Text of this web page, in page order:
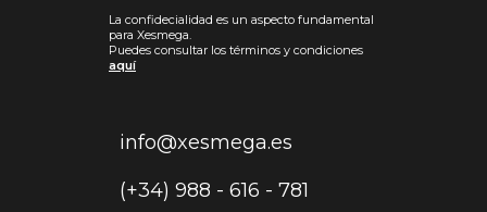
La confidecialidad es un aspecto fundamental
para Xesmega.
Puedes consultar los términos y condiciones
aquí
info@xesmega.es
(+34) 988 - 616 - 781